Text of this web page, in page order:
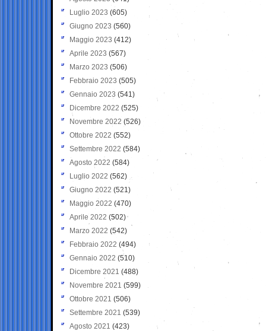
Luglio 2023 (605)
Giugno 2023 (560)
Maggio 2023 (412)
Aprile 2023 (567)
Marzo 2023 (506)
Febbraio 2023 (505)
Gennaio 2023 (541)
Dicembre 2022 (525)
Novembre 2022 (526)
Ottobre 2022 (552)
Settembre 2022 (584)
Agosto 2022 (584)
Luglio 2022 (562)
Giugno 2022 (521)
Maggio 2022 (470)
Aprile 2022 (502)
Marzo 2022 (542)
Febbraio 2022 (494)
Gennaio 2022 (510)
Dicembre 2021 (488)
Novembre 2021 (599)
Ottobre 2021 (506)
Settembre 2021 (539)
Agosto 2021 (423)